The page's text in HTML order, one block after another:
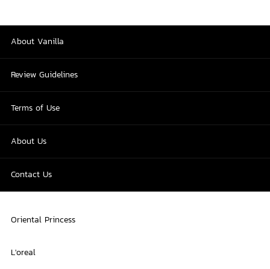
About Vanilla
Review Guidelines
Terms of Use
About Us
Contact Us
Oriental Princess
L'oreal